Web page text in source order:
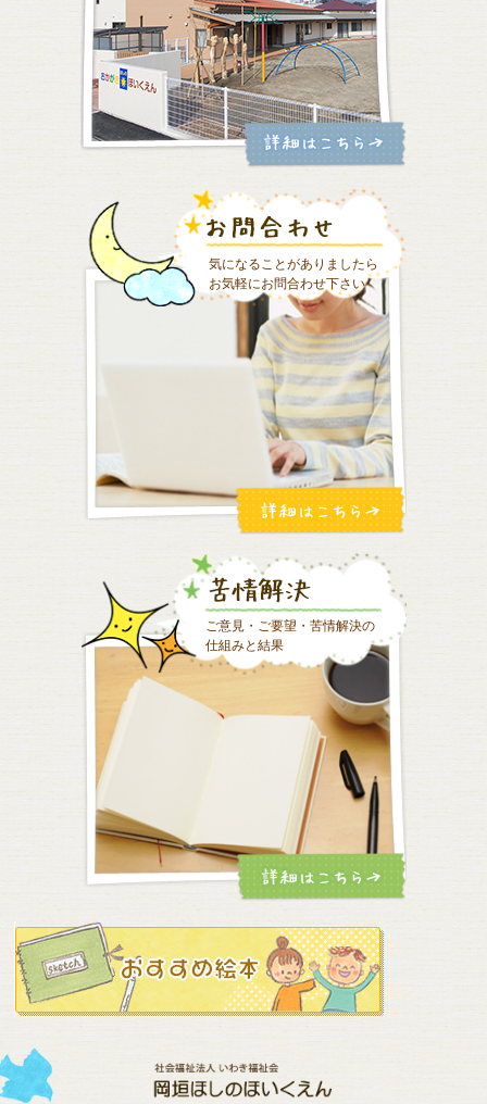
気になることがありましたら
お気軽にお問合わせ下さい
ご意見・ご要望・苦情解決の
仕組みと結果